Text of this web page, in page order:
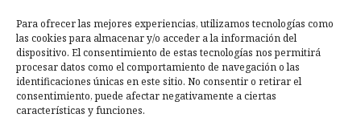
Para ofrecer las mejores experiencias, utilizamos tecnologías como
las cookies para almacenar y/o acceder a la información del
dispositivo. El consentimiento de estas tecnologías nos permitirá
procesar datos como el comportamiento de navegación o las
identificaciones únicas en este sitio. No consentir o retirar el
consentimiento, puede afectar negativamente a ciertas
características y funciones.
Granada para Perros
Mini
25,90€ –47,00€ IVA inc.
SELECCIONAR OPCIONES
Calabaza para Perros
Mini
27,37€–45,90€ IVA inc.
SELECCIONAR OPCIONES